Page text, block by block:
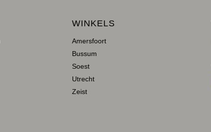
WINKELS
Amersfoort
Bussum
Soest
Utrecht
Zeist